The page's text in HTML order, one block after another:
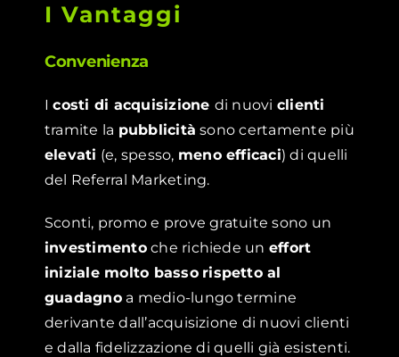
I Vantaggi
Convenienza
Icosti di acquisizione di nuovi clienti
tramite la pubblicità sono certamente più
elevati (e, spesso, meno efficaci) di quelli
del Referral Marketing.
Sconti, promo e prove gratuite sono un
investimentoche richiede un effort
iniziale molto basso rispetto al
guadagnoa medio-lungo termine
derivante dall’acquisizione di nuovi clienti
e dalla fidelizzazione di quelli già esistenti.